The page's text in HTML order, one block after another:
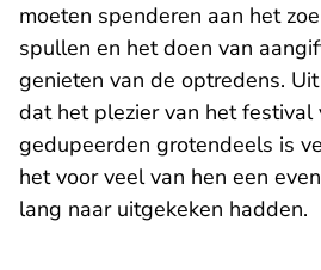
moeten spenderen aan het
spullen en het doen van
genieten van de optredens.
dat het plezier van het festival
gedupeerden grotendeels is
het voor veel van hen een
lang naar uitgekeken hadden.